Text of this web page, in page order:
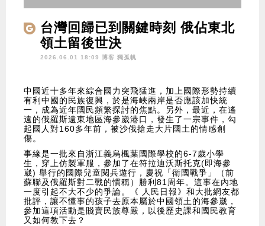
台灣回歸已到關鍵時刻 俄佔東北
領土留後世決
2026.06.01 18:09 博客 獨孤帆
中國近十多年來綜合國力突飛猛進，加上國際形勢持續
有利中國的民族復興，於是海峽兩岸是否應該加快統
一，成為近年國民頻繁探討的焦點。另外，最近，在遙
遠的俄羅斯遠東地區海參崴港口，發生了一宗事件，勾
起國人對160多年前，被沙俄搶走大片國土的情感創
傷。
事緣是一批來自浙江義烏楓葉國際學校的6-7歲小學
生，穿上仿製軍服，參加了在符拉迪沃斯托克(即海參
崴) 舉行的國際兒童閱兵遊行，慶祝「衛國戰爭」（前
蘇聯及俄羅斯對二戰的慣稱）勝利81周年。這事在內地
一度引起不大不少的爭論。《 人民日報》和大批網友都
批評，讓不懂事的孩子去原本屬於中國領土的海參崴，
參加這項活動是賤賣民族尊嚴，以後歷史課和國民教育
又如何教下去？